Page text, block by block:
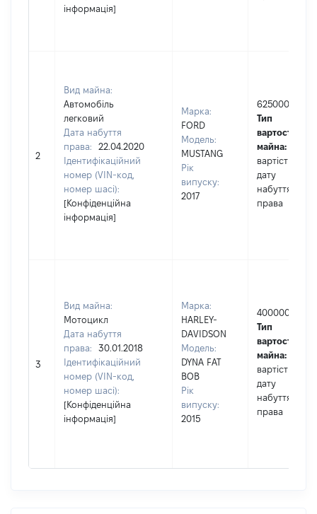
інформація]
2
Вид майна:
Автомобіль
легковий
Дата набуття
права:
22.04.2020
Ідентифікаційний
номер (VIN-код,
номер шасі):
[Конфіденційна
інформація]
Марка:
FORD
Модель:
MUSTANG
Рік
випуску:
2017
625000
Тип
вартості
майна:
вартість на
дату
набуття
права
3
Вид майна:
Мотоцикл
Дата набуття
права:
30.01.2018
Ідентифікаційний
номер (VIN-код,
номер шасі):
[Конфіденційна
інформація]
Марка:
HARLEY-
DAVIDSON
Модель:
DYNA FAT
BOB
Рік
випуску:
2015
400000
Тип
вартості
майна:
вартість на
дату
набуття
права